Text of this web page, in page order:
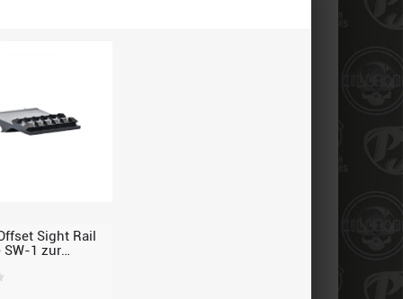
Sight Rail
SW-1 zur